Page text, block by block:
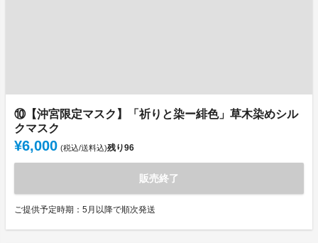
⑩【沖宮限定マスク】「祈りと染ー緋色」草木染めシル
クマスク
¥6,000 (税込/送料込)残り96
販売終了
ご提供予定時期：5月以降で順次発送